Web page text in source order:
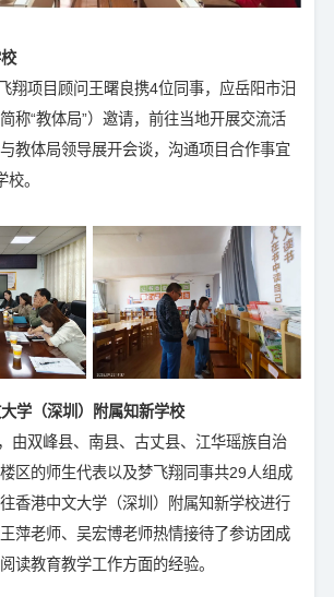
翔项目顾问王曙良携4位同事，应岳阳市汨
称“教体局”）邀请，前往当地开展交流活
教体局领导展开会谈，沟通项目合作事宜
。
学（深圳）附属知新学校
由双峰县、南县、古丈县、江华瑶族自治
区的师生代表以及梦飞翔同事共29人组成
香港中文大学（深圳）附属知新学校进行
萍老师、吴宏博老师热情接待了参访团成
读教育教学工作方面的经验。